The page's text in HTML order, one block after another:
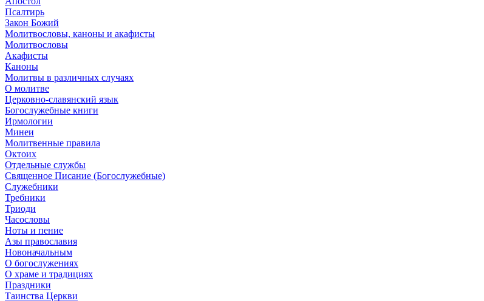
Псалтирь
Закон Божий
Молитвословы, каноны и акафисты
Молитвословы
Акафисты
Каноны
Молитвы в различных случаях
О молитве
Церковно-славянский язык
Богослужебные книги
Ирмологии
Минеи
Молитвенные правила
Октоих
Отдельные службы
Священное Писание (Богослужебные)
Служебники
Требники
Триоди
Часословы
Ноты и пение
Азы православия
Новоначальным
О богослужениях
О храме и традициях
Праздники
Таинства Церкви